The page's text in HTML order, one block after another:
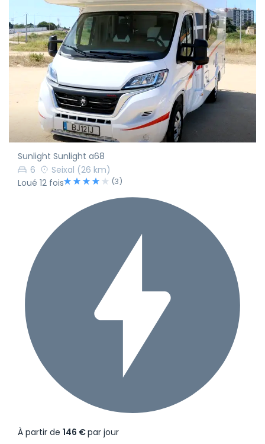
Sunlight Sunlight a68
6
Seixal (26 km)
Loué 12 fois
(3)
À partir de 146 €par jour